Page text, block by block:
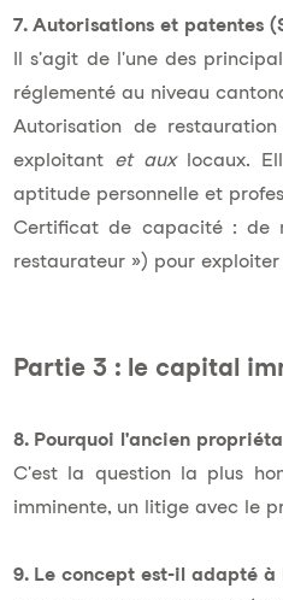
7. Autorisations et patentes
Il s'agit de l'une des
réglementé au niveau
Autorisation de
exploitant et auxlocaux.
aptitude personnelle et
Certificat de capacité : de
restaurateur ») pour
Partie 3 : le capital
8. Pourquoi l'ancien
C'est la question la plus
imminente, un litige avec le
9. Le concept est-il adapté à